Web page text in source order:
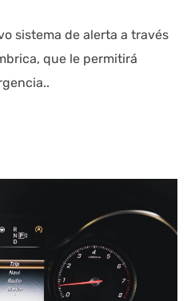
sistema de alerta a través
que le permitirá